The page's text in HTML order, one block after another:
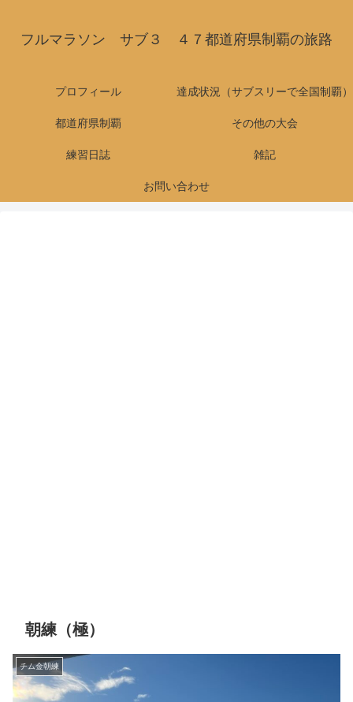
フルマラソン サブ３ ４７都道府県制覇の旅路
プロフィール 達成状況（サブスリーで全国制覇）
都道府県制覇 その他の大会
練習日誌 雑記
お問い合わせ
朝練（極）
チム金朝練